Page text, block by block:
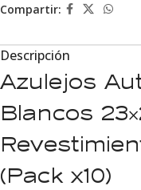
Compartir:
Descripción
Azulejos
Blancos
(Pack x10)